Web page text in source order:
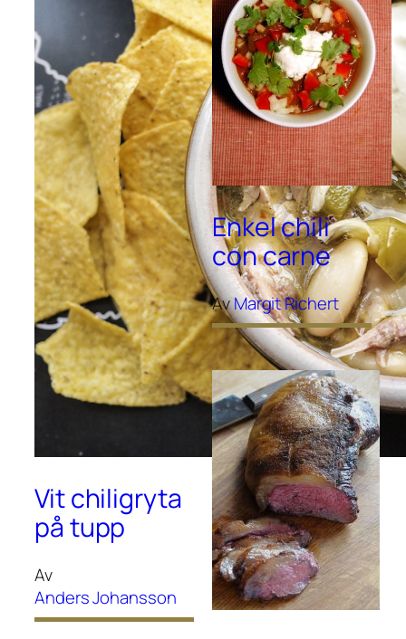
Vit chiligryta
på tupp
Av
Anders Johansson
Enkel chili
con carne
AvMargit Richert